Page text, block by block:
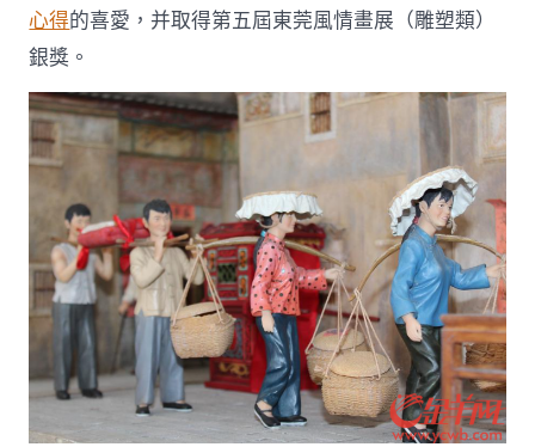
心得的喜愛，并取得第五屆東莞風情畫展（雕塑類）
銀獎。